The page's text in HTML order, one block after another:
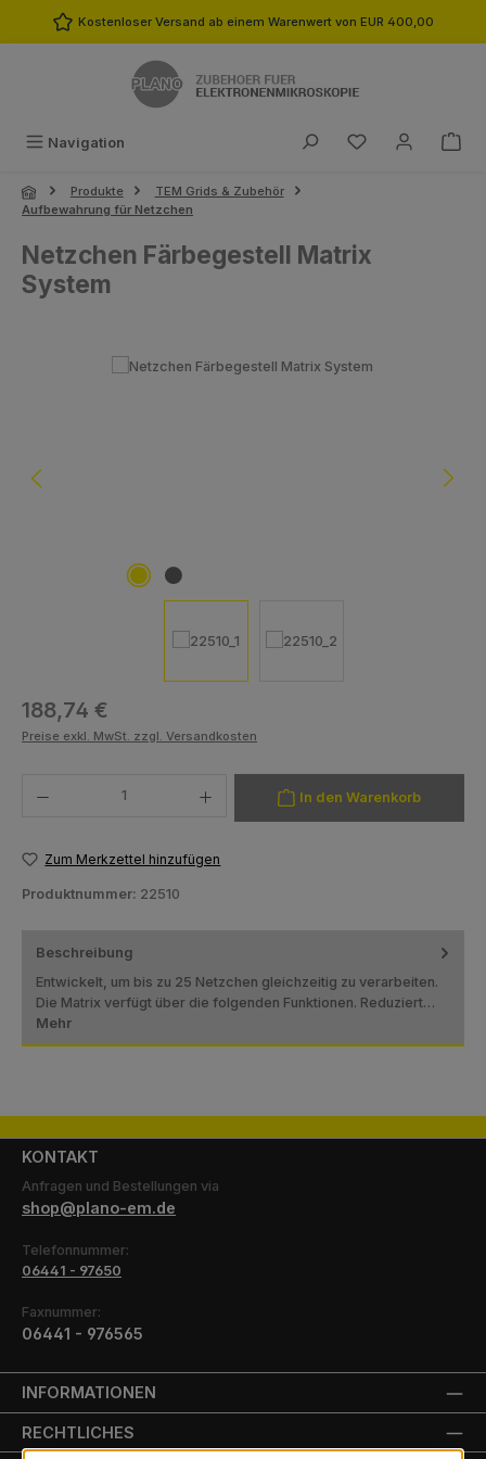
Zum Hauptinhalt springen
Kostenloser Versand ab einem Warenwert von EUR 400,00
Navigation Du hast 0
Produkte
TEM Grids & Zubehör
Aufbewahrung für Netzchen
Netzchen Färbegestell Matrix
System
Bildergalerie überspringen
Regulärer Preis:
188,74 €
Preise exkl. MwSt. zzgl. Versandkosten
In den Warenkorb
Zum Merkzettel hinzufügen
Produktnummer: 22510
Beschreibung
Entwickelt, um bis zu 25 Netzchen gleichzeitig zu verarbeiten.
Die Matrix verfügt über die folgenden Funktionen. Reduziert…
Mehr
KONTAKT
Anfragen und Bestellungen via
shop@plano-em.de
Telefonnummer:
06441 - 97650
Faxnummer:
06441 - 976565
INFORMATIONEN
RECHTLICHES